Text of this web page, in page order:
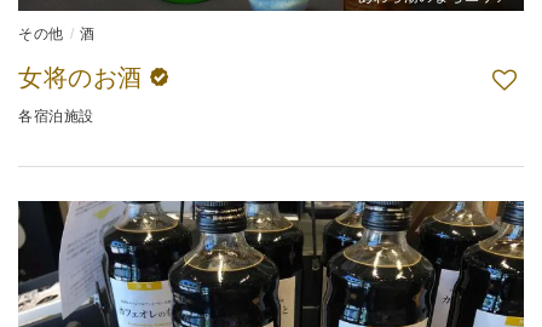
その他 酒
女将のお酒
各宿泊施設